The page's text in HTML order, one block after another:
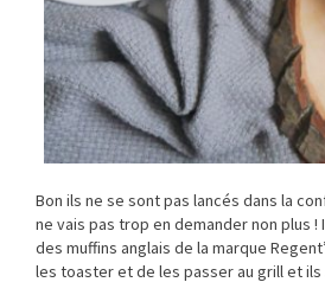
Bon ils ne se sont pas lancés dans la
ne vais pas trop en demander non plus
des muffins anglais de la marque
les toaster et de les passer au grill et ils